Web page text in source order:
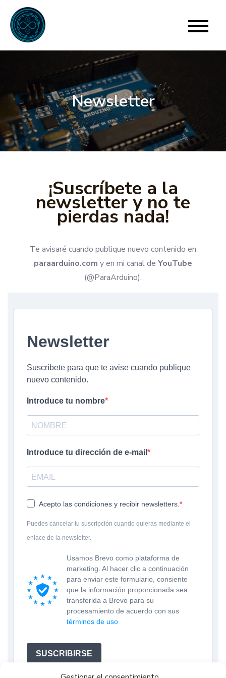
content
Newsletter
¡Suscríbete a la
newsletter y no te
pierdas nada!
Te avisaré cuando publique nuevo contenido en
paraarduino.com y en mi canal de YouTube
(@ParaArduino).
Newsletter
Suscríbete para que te avise cuando publique
nuevo contenido.
Introduce tu nombre
Introduce tu dirección de e-mail
Acepto las condiciones y recibir newsletters.
Puedes cancelar tu suscripción cuando quieras mediante el
enlace de la newsletter.
Usamos Brevo como plataforma de
marketing. Al hacer clic a continuación
para enviar este formulario, consiente
que la información proporcionada sea
transferida a Brevo para su
procesamiento de acuerdo con sus
términos de uso
SUSCRIBIRSE